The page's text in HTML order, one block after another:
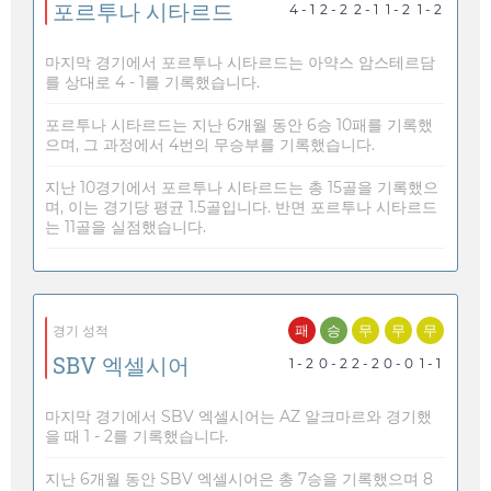
포르투나 시타르드 4 - 1 2 - 2 2 - 1 1 - 2 1 - 2
마지막 경기에서 포르투나 시타르드는 아약스 암스테르담
를 상대로 4 - 1를 기록했습니다.
포르투나 시타르드는 지난 6개월 동안 6승 10패를 기록했
으며, 그 과정에서 4번의 무승부를 기록했습니다.
지난 10경기에서 포르투나 시타르드는 총 15골을 기록했으
며, 이는 경기당 평균 1.5골입니다. 반면 포르투나 시타르드
는 11골을 실점했습니다.
경기 성적
SBV 엑셀시어
패
1 - 2
승
0 - 2
무
2 - 2
무
0 - 0
무
1 - 1
마지막 경기에서 SBV 엑셀시어는 AZ 알크마르와 경기했
을 때 1 - 2를 기록했습니다.
지난 6개월 동안 SBV 엑셀시어은 총 7승을 기록했으며 8